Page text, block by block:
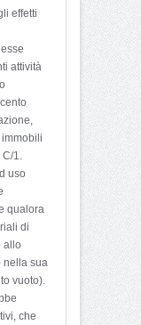
effetti
attività
C/1.
uso
qualora
di
allo
nella sua
vuoto).
che